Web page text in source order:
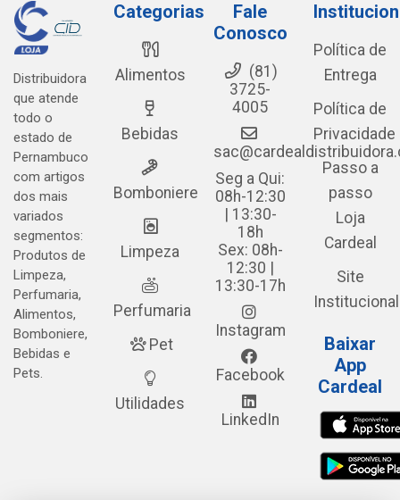
Distribuidora
que atende
todo o
estado de
Pernambuco
com artigos
dos mais
variados
segmentos:
Produtos de
Limpeza,
Perfumaria,
Alimentos,
Bomboniere,
Bebidas e
Pets.
Categorias
Alimentos
Bebidas
Bomboniere
Limpeza
Perfumaria
Pet
Utilidades
Fale
Conosco
(81)
3725-
4005
Seg a Qui:
08h-12:30
| 13:30-
18h
Sex: 08h-
12:30 |
13:30-17h
Instagram
Facebook
LinkedIn
Política de
Entrega
Política de
Privacidade
Passo a
passo
Loja
Cardeal
Site
Institucional
Baixar
App
Cardeal